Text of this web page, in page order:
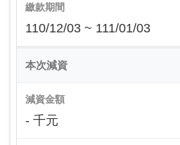
繳款期間
110/12/03 ~ 111/01/03
本次減資
減資金額
- 千元